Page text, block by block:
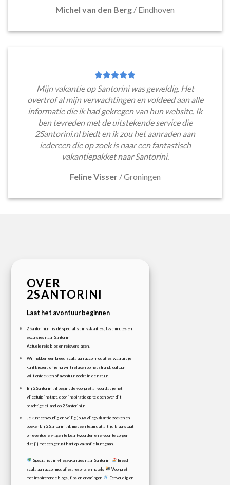
Michel van den Berg / Eindhoven
Mijn vakantie op Santorini was geweldig. Het
overtrof al mijn verwachtingen en voldeed aan alle
informatie die ik had gekregen van hun website. Ik
ben tevreden met de uitstekende service die
2Santorini.nl biedt en ik zou het aanraden aan
iedereen die op zoek is naar een fantastisch
vakantiepakket naar Santorini.
Feline Visser /Groningen
OVER
2SANTORINI
Laat het avontuur beginnen
2Santorini.nl is dé specialist in vakanties, lastminutes en
excursies naar Santorini
Actuele reis blog en reisverslagen.
Wij hebben een breed scala aan accommodaties waaruit je
kunt kiezen, of je nu wilt relaxen op het strand, cultuur
wilt ontdekken of avontuur zoekt in de natuur.
Bij 2Santorini.nl begint de voorpret al voordat je het
vliegtuig instapt, door inspiratie op te doen over dit
prachtige eiland op 2Santorini.nl
Je kunt eenvoudig en veilig jouw vliegvakantie zoeken en
boeken bij 2Santorini.nl, met een team dat altijd klaarstaat
om eventuele vragen te beantwoorden en ervoor te zorgen
dat jij met een gerust hart op vakantie kunt gaan.
Specialist in vliegvakanties naar Santorini
Breed
scala aan accommodaties: resorts en hotels
Voorpret
met inspirerende blogs, tips en ervaringen
Eenvoudig en